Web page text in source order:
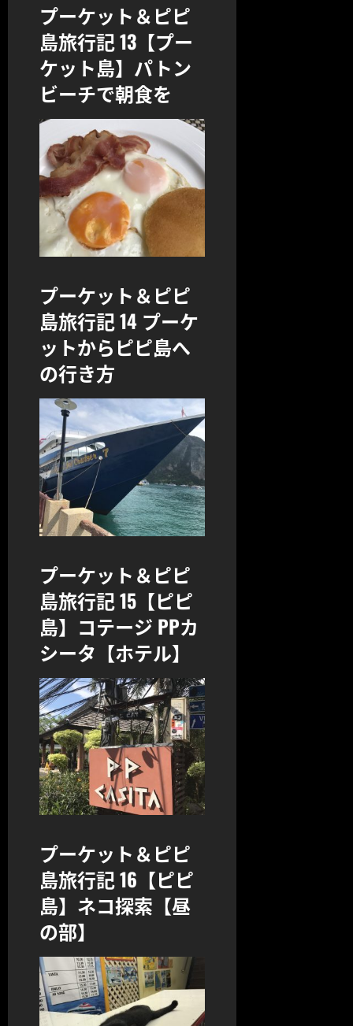
プーケット＆ピピ
島旅行記 13【プー
ケット島】パトン
ビーチで朝食を
プーケット＆ピピ
島旅行記 14 プーケ
ットからピピ島へ
の行き方
プーケット＆ピピ
島旅行記 15【ピピ
島】コテージ PPカ
シータ【ホテル】
プーケット＆ピピ
島旅行記 16【ピピ
島】ネコ探索【昼
の部】